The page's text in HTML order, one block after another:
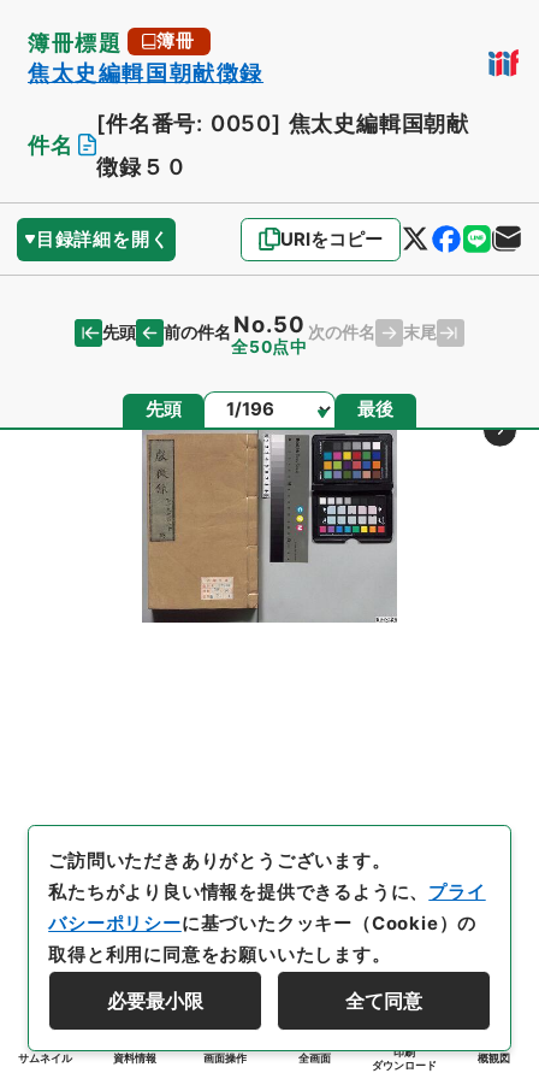
簿冊標題 簿冊
焦太史編輯国朝献徴録
件名
[件名番号: 0050] 焦太史編輯国朝献
徴録５０
目録詳細を開く URIをコピー
先頭 前の件名 No.50
全50点中
次の件名 末尾
先頭 ページ 最後
サムネイル 資料情報 画面操作 全画面
印刷
ダウンロード
概観図
ご訪問いただきありがとうございます。
私たちがより良い情報を提供できるように、 プライ
バシーポリシーに基づいたクッキー（Cookie）の
取得と利用に同意をお願いいたします。
必要最小限 全て同意